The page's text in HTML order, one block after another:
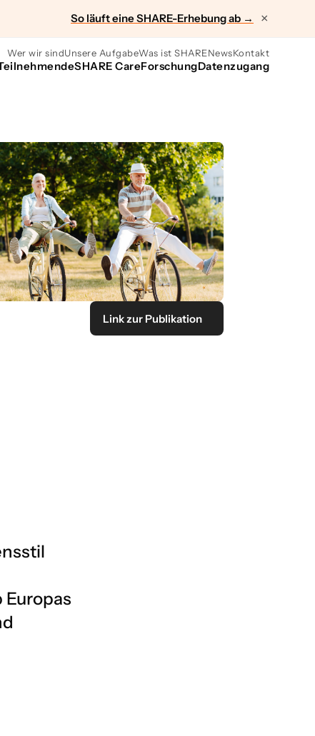
So läuft eine SHARE-Erhebung ab → ×
Wer wir sindUnsere AufgabeWas ist SHARENewsKontakt
SHARE CareForschungDatenzugang
Link zur Publikation